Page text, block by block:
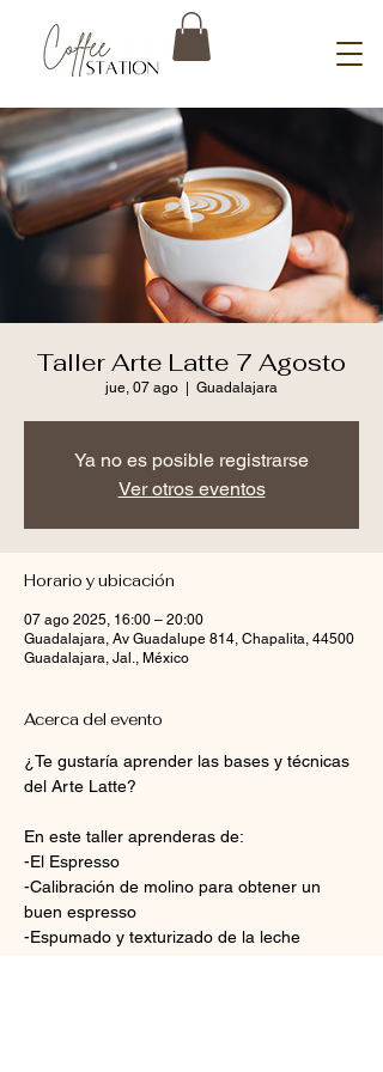
Taller Arte Latte 7 Agosto
jue, 07 ago Guadalajara
Ya no es posible registrarse
Ver otros eventos
Horario y ubicación
07 ago 2025, 16:00 – 20:00
Guadalajara, Av Guadalupe 814, Chapalita, 44500
Guadalajara, Jal., México
Acerca del evento
¿Te gustaría aprender las bases y técnicas
del Arte Latte?
En este taller aprenderas de:
-El Espresso
-Calibración de molino para obtener un
buen espresso
-Espumado y texturizado de la leche